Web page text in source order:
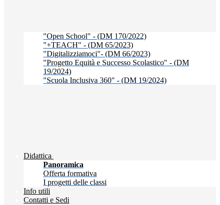
"Open School" - (DM 170/2022)
"+TEACH" - (DM 65/2023)
"Digitalizziamoci"- (DM 66/2023)
"Progetto Equità e Successo Scolastico" - (DM
19/2024)
"Scuola Inclusiva 360" - (DM 19/2024)
Didattica
Panoramica
Offerta formativa
I progetti delle classi
Info utili
Contatti e Sedi